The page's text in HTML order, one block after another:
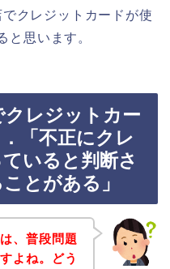
クレジットカードが使
と思います。
クレジットカー
「不正にクレ
いると判断さ
とがある」
、普段問題
よね。どう